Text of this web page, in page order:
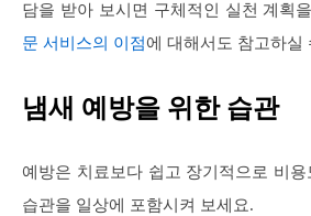
담을 받아 보시면 구체적인 실천 계획
문 서비스의 이점에 대해서도 참고하실
냄새 예방을 위한 습관
예방은 치료보다 쉽고 장기적으로 비용
습관을 일상에 포함시켜 보세요.